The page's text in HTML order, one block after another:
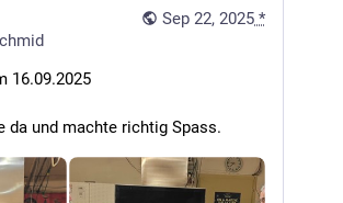
Sep 22, 2025 *
16.09.2025
da und machte richtig Spass.